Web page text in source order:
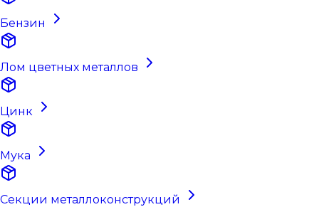
Бензин
Лом цветных металлов
Цинк
Мука
Секции металлоконструкций